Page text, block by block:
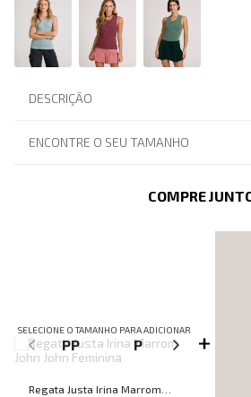
DESCRIÇÃO
ENCONTRE O SEU TAMANHO
COMPRE
SELECIONE O TAMANHO PARA ADICIONAR
PP P M
Regata Justa Irina Marrom